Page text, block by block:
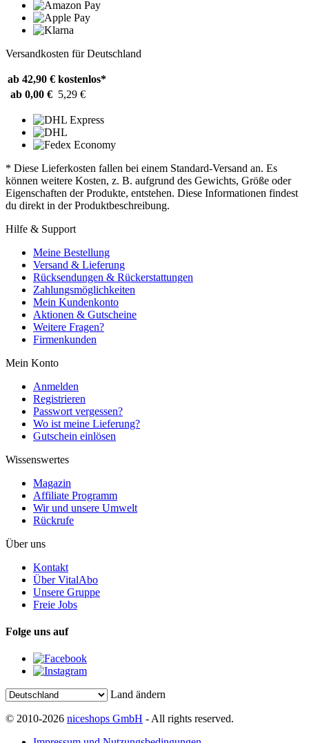
Versandkosten für Deutschland
ab 42,90 € kostenlos*
ab 0,00 € 5,29 €
* Diese Lieferkosten fallen bei einem Standard-Versand an. Es
können weitere Kosten, z. B. aufgrund des Gewichts, Größe oder
Eigenschaften der Produkte, entstehen. Diese Informationen findest
du direkt in der Produktbeschreibung.
Hilfe & Support
Meine Bestellung
Versand & Lieferung
Rücksendungen & Rückerstattungen
Zahlungsmöglichkeiten
Mein Kundenkonto
Aktionen & Gutscheine
Weitere Fragen?
Firmenkunden
Mein Konto
Anmelden
Registrieren
Passwort vergessen?
Wo ist meine Lieferung?
Gutschein einlösen
Wissenswertes
Magazin
Affiliate Programm
Wir und unsere Umwelt
Rückrufe
Über uns
Kontakt
Über VitalAbo
Unsere Gruppe
Freie Jobs
Folge uns auf
Land ändern
© 2010-2026 niceshops GmbH - All rights reserved.